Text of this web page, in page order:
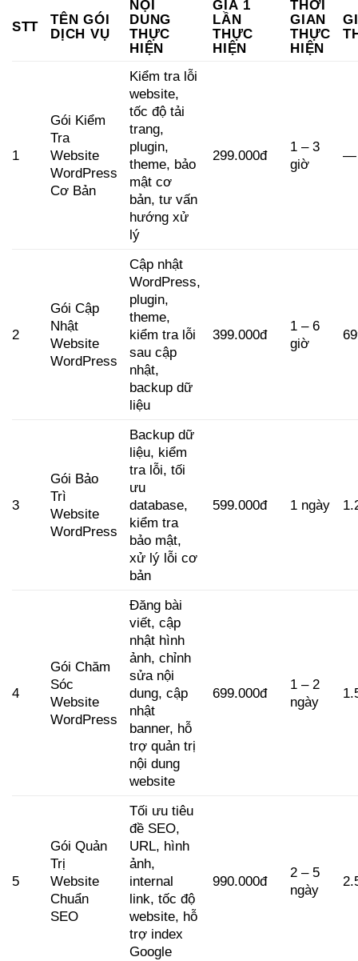
STT
TÊN GÓI
DỊCH VỤ
NỘI
DUNG
THỰC
HIỆN
GIÁ 1
LẦN
THỰC
HIỆN
THỜI
GIAN
THỰC
HIỆN
1
Gói Kiểm
Tra
Website
WordPress
Cơ Bản
Kiểm tra lỗi
website,
tốc độ tải
trang,
plugin,
theme, bảo
mật cơ
bản, tư vấn
hướng xử
lý
299.000đ
1 – 3
giờ
—
2
Gói Cập
Nhật
Website
WordPress
Cập nhật
WordPress,
plugin,
theme,
kiểm tra lỗi
sau cập
nhật,
backup dữ
liệu
399.000đ
1 – 6
giờ
3
Gói Bảo
Trì
Website
WordPress
Backup dữ
liệu, kiểm
tra lỗi, tối
ưu
database,
kiểm tra
bảo mật,
xử lý lỗi cơ
bản
599.000đ 1 ngày
4
Gói Chăm
Sóc
Website
WordPress
Đăng bài
viết, cập
nhật hình
ảnh, chỉnh
sửa nội
dung, cập
nhật
banner, hỗ
trợ quản trị
nội dung
website
699.000đ
1 – 2
ngày
5
Gói Quản
Trị
Website
Chuẩn
SEO
Tối ưu tiêu
đề SEO,
URL, hình
ảnh,
internal
link, tốc độ
website, hỗ
trợ index
Google
990.000đ
2 – 5
ngày